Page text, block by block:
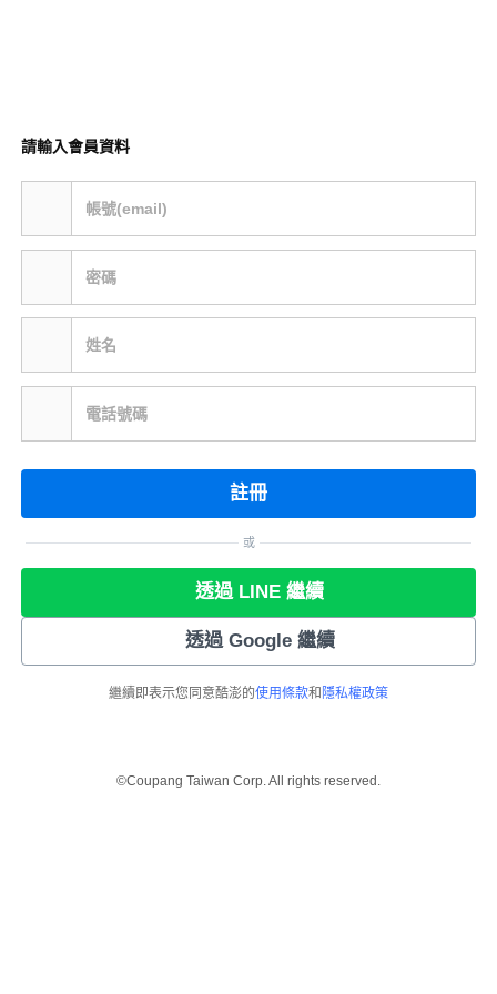
請輸入會員資料
帳號(email)
密碼
姓名
電話號碼
註冊
或
透過 LINE 繼續
透過 Google 繼續
繼續即表示您同意酷澎的使用條款和 隱私權政策
©Coupang Taiwan Corp. All rights reserved.